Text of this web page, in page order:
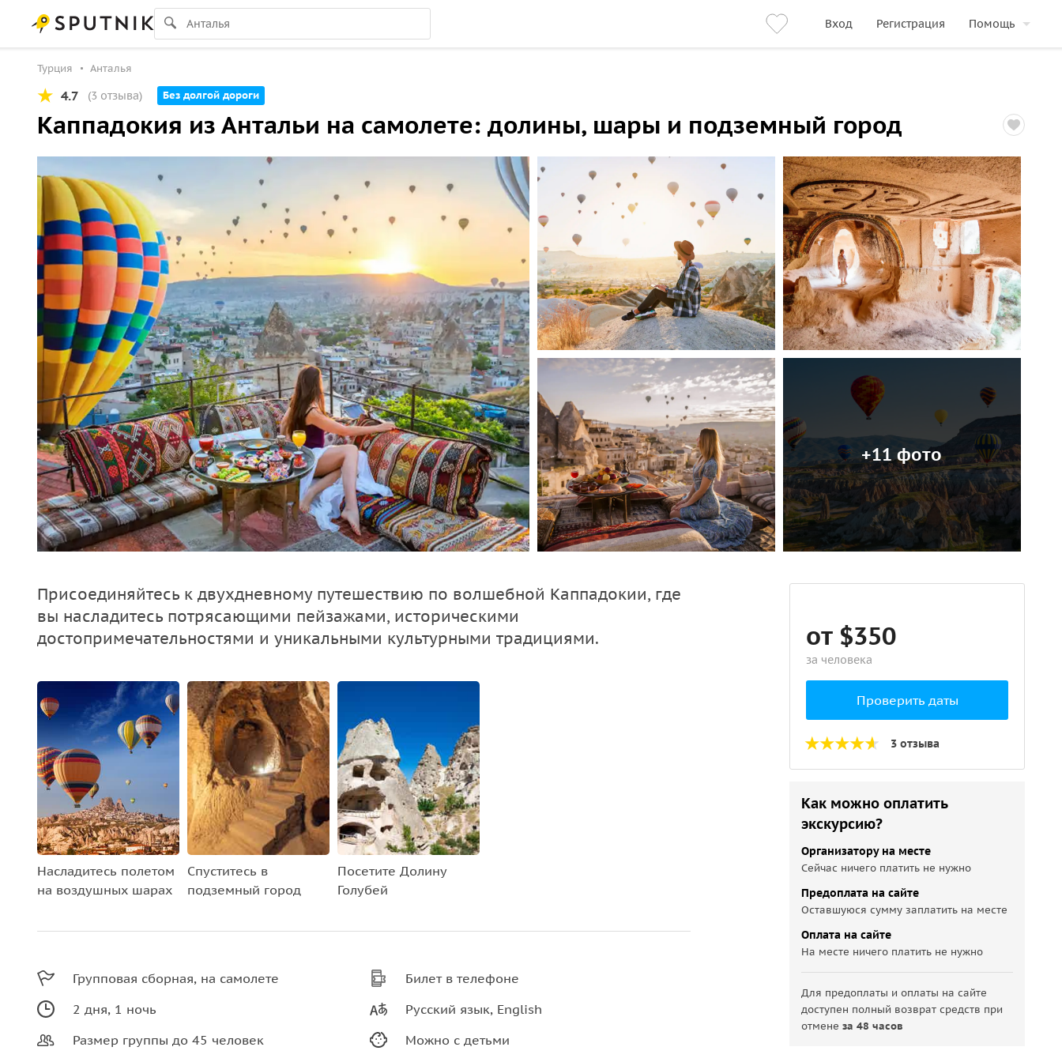
Вход Регистрация Помощь
Турция Анталья
4.7 (3 отзыва) Без долгой дороги
Каппадокия из Антальи на самолете: долины, шары и подземный город
+11 фото
Присоединяйтесь к двухдневному путешествию по волшебной Каппадокии, где
вы насладитесь потрясающими пейзажами, историческими
достопримечательностями и уникальными культурными традициями.
Насладитесь полетом
на воздушных шарах
Спуститесь в
подземный город
Посетите Долину
Голубей
Групповая сборная, на самолете
2 дня, 1 ночь
Размер группы до 45 человек
Билет в телефоне
Русский язык, English
Можно с детьми
от $350
за человека
Проверить даты
3 отзыва
Как можно оплатить
экскурсию?
Организатору на месте
Сейчас ничего платить не нужно
Предоплата на сайте
Оставшуюся сумму заплатить на месте
Оплата на сайте
На месте ничего платить не нужно
Для предоплаты и оплаты на сайте
доступен полный возврат средств при
отменеза 48 часов